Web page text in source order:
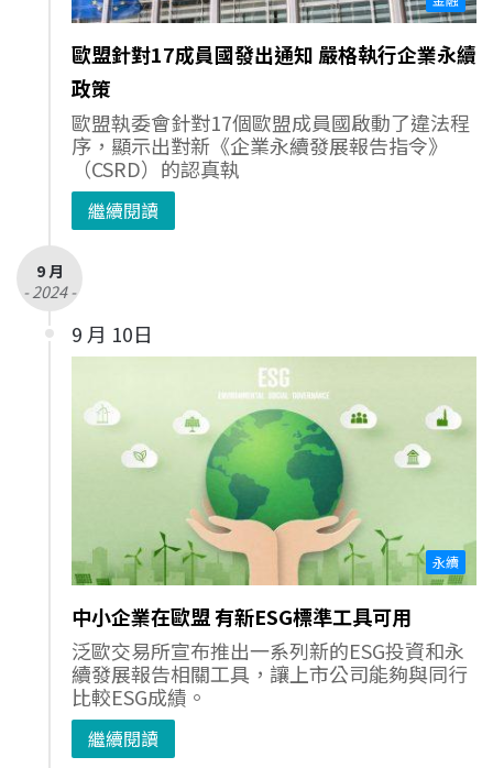
歐盟針對17成員國發出通知 嚴格執行企業永續
政策
歐盟執委會針對17個歐盟成員國啟動了違法程
序，顯示出對新《企業永續發展報告指令》
（CSRD）的認真執
繼續閱讀
9 月
- 2024 -
9 月 10日
永續
中小企業在歐盟 有新ESG標準工具可用
泛歐交易所宣布推出一系列新的ESG投資和永
續發展報告相關工具，讓上市公司能夠與同行
比較ESG成績。
繼續閱讀